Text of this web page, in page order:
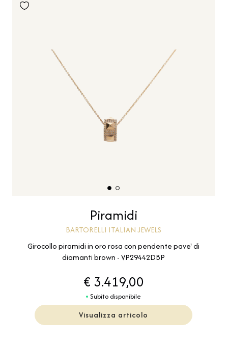
Piramidi
BARTORELLI ITALIAN JEWELS
Girocollo piramidi in oro rosa con pendente pave' di
diamanti brown - VP29442DBP
€ 3.419,00
Subito disponibile
Visualizza articolo